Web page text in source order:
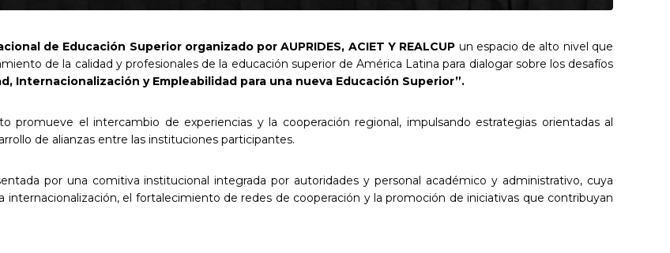
de Educación Superior organizado por AUPRIDES, ACIET Y REALCUP un espacio de alto nivel que
de la calidad y profesionales de la educación superior de América Latina para dialogar sobre los desafíos
Internacionalización y Empleabilidad para una nueva Educación Superior”.
promueve el intercambio de experiencias y la cooperación regional, impulsando estrategias orientadas al
de alianzas entre las instituciones participantes.
por una comitiva institucional integrada por autoridades y personal académico y administrativo, cuya
el fortalecimiento de redes de cooperación y la promoción de iniciativas que contribuyan